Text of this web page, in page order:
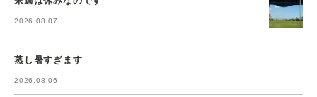
2026.08.07
蒸し暑すぎます
2026.08.06